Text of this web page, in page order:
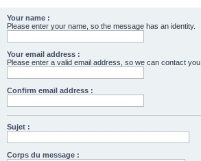
Your name :
Please enter your name, so the message has an identity.
Your email address :
Please enter a valid email address, so we can contact you.
Confirm email address :
Sujet :
Corps du message :